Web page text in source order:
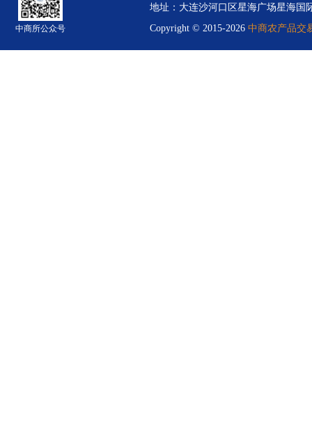
中商所公众号
地址：大连沙河口区星海广场星海国
Copyright © 2015-2026 中商农产品交